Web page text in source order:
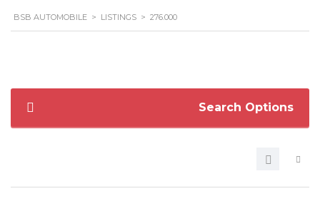
BSB AUTOMOBILE > LISTINGS > 276.000
Search Options